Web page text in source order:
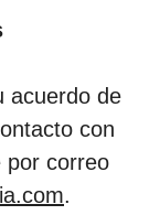
acuerdo de
con
por correo
.